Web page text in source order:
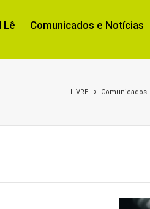
Lê Comunicados e Notícias
LIVRE Comunicados